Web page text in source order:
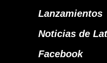
Lanzamientos
Noticias de
Facebook